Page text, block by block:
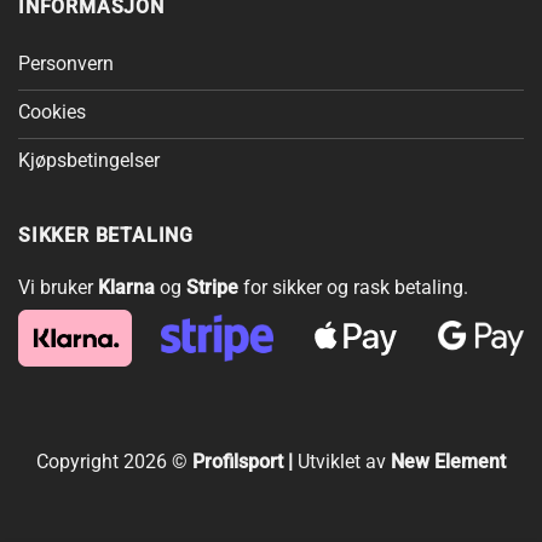
INFORMASJON
Personvern
Cookies
Kjøpsbetingelser
SIKKER BETALING
Vi bruker Klarna og Stripe for sikker og rask betaling.
Copyright 2026 © Profilsport | Utviklet av New Element